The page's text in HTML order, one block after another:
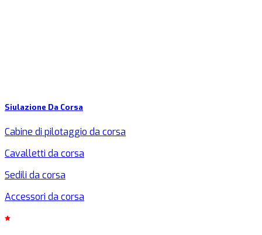
Siulazione Da Corsa
Cabine di pilotaggio da corsa
Cavalletti da corsa
Sedili da corsa
Accessori da corsa